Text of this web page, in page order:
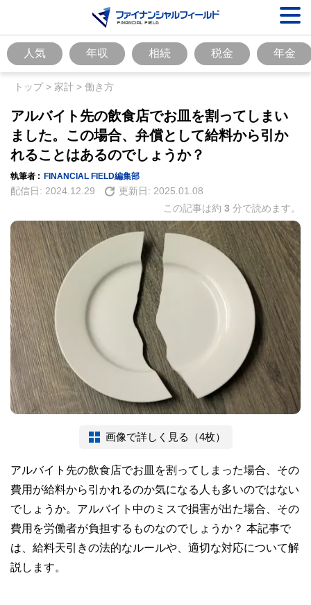
人気 年収 相続 税金 年金
トップ> 家計 > 働き方
アルバイト先の飲食店でお皿を割ってしまい
ました。この場合、弁償として給料から引か
れることはあるのでしょうか？
執筆者 : FINANCIAL FIELD編集部
配信日: 2024.12.29 更新日: 2025.01.08
この記事は約 3 分で読めます。
画像で詳しく見る（4枚）
アルバイト先の飲食店でお皿を割ってしまった場合、その
費用が給料から引かれるのか気になる人も多いのではない
でしょうか。アルバイト中のミスで損害が出た場合、その
費用を労働者が負担するものなのでしょうか？ 本記事で
は、給料天引きの法的なルールや、適切な対応について解
説します。